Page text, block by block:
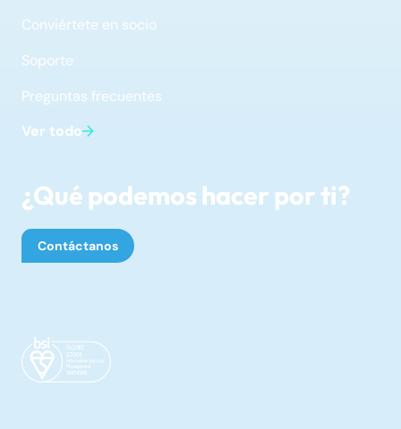
Conviértete en socio
Soporte
Preguntas frecuentes
Ver todo
¿Qué podemos hacer por ti?
Contáctanos